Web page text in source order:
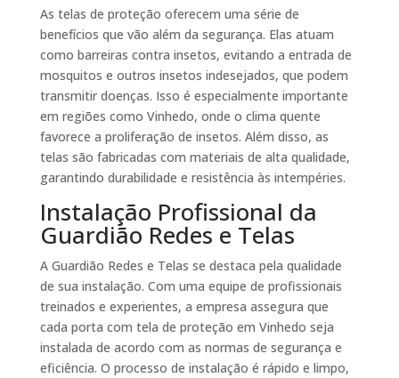
As telas de proteção oferecem uma série de
benefícios que vão além da segurança. Elas atuam
como barreiras contra insetos, evitando a entrada de
mosquitos e outros insetos indesejados, que podem
transmitir doenças. Isso é especialmente importante
em regiões como Vinhedo, onde o clima quente
favorece a proliferação de insetos. Além disso, as
telas são fabricadas com materiais de alta qualidade,
garantindo durabilidade e resistência às intempéries.
Instalação Profissional da
Guardião Redes e Telas
A Guardião Redes e Telas se destaca pela qualidade
de sua instalação. Com uma equipe de profissionais
treinados e experientes, a empresa assegura que
cada porta com tela de proteção em Vinhedo seja
instalada de acordo com as normas de segurança e
eficiência. O processo de instalação é rápido e limpo,